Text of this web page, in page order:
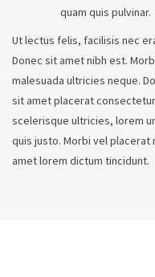
quam quis pulvinar.
Ut lectus felis, facilisis nec
Donec sit amet nibh est.
malesuada ultricies neque.
sit amet placerat
scelerisque ultricies, lorem
quis justo. Morbi vel placerat
amet lorem dictum tincidunt.